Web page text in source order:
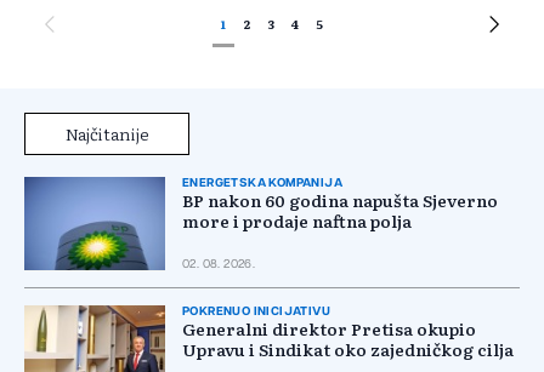
1 2 3 4 5
Najčitanije
ENERGETSKA KOMPANIJA
BP nakon 60 godina napušta Sjeverno
more i prodaje naftna polja
02. 08. 2026.
POKRENUO INICIJATIVU
Generalni direktor Pretisa okupio
Upravu i Sindikat oko zajedničkog cilja